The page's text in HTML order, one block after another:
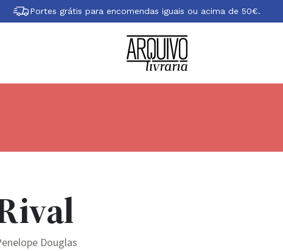
Portes grátis para encomendas iguais ou acima de 50€.
Douglas